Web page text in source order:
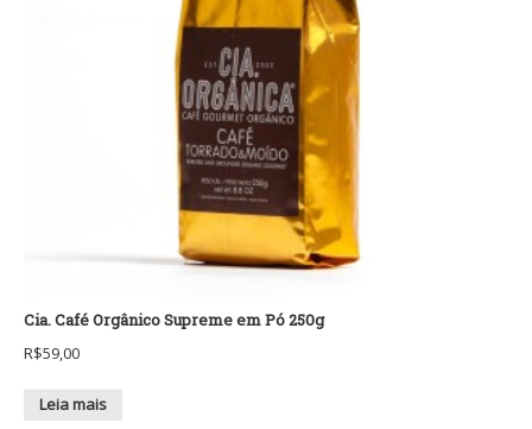
Cia. Café Orgânico Supreme em Pó 250g
R$59,00
Leia mais